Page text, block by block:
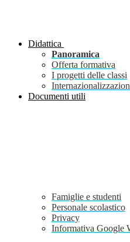
Didattica
Panoramica
Offerta formativa
I progetti delle classi
Documenti utili
Famiglie e studenti
Personale scolastico
Privacy
Informativa Google